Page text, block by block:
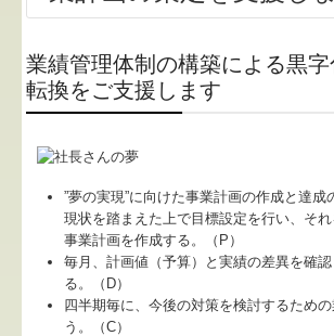
交通案内
関連リンク
リンク集
採用情報
業績管理体制の構築による黒
転換をご支援します
”夢の実現”に向けた事業計画の作成と達成
現状を踏まえた上で目標設定を行い、そ
事業計画を作成する。（P）
毎月、計画値（予算）と実績の差異を確認
る。（D）
四半期毎に、今後の対策を検討するため
う。（C）